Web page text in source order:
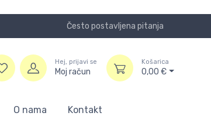
Često postavljena pitanja
Hej, prijavi se
Moj račun
Košarica
0,00 €
O nama Kontakt